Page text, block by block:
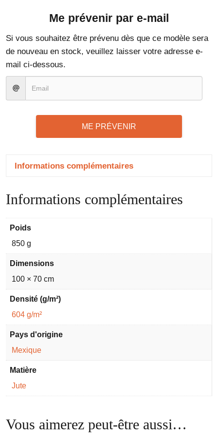
Me prévenir par e-mail
Si vous souhaitez être prévenu dès que ce modèle sera
de nouveau en stock, veuillez laisser votre adresse e-
mail ci-dessous.
ME PRÉVENIR
Informations complémentaires
Informations complémentaires
Poids
850 g
Dimensions
100 × 70 cm
Densité (g/m²)
604 g/m²
Pays d'origine
Mexique
Matière
Jute
Vous aimerez peut-être aussi…